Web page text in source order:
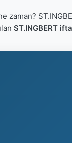
zaman?
ST.INGBERT